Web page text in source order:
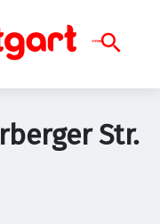
Str.